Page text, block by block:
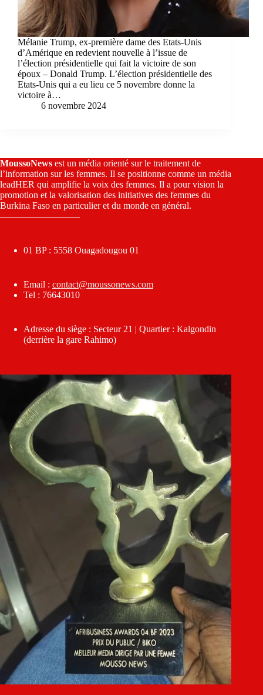
Mélanie Trump, ex-première dame des Etats-Unis
d’Amérique en redevient nouvelle à l’issue de
l’élection présidentielle qui fait la victoire de son
époux – Donald Trump. L’élection présidentielle des
Etats-Unis qui a eu lieu ce 5 novembre donne la
victoire à…
6 novembre 2024
MoussoNews est un média orienté sur le traitement de
l’information sur les femmes. Il se positionne comme un média
leadHER qui amplifie la voix des femmes. Il a pour vision la
promotion et la valorisation des initiatives des femmes du
Burkina Faso en particulier et du monde en général.
————————–
01 BP : 5558 Ouagadougou 01
Email : contact@moussonews.com
Tel : 76643010
Adresse du siège : Secteur 21 | Quartier : Kalgondin
(derrière la gare Rahimo)